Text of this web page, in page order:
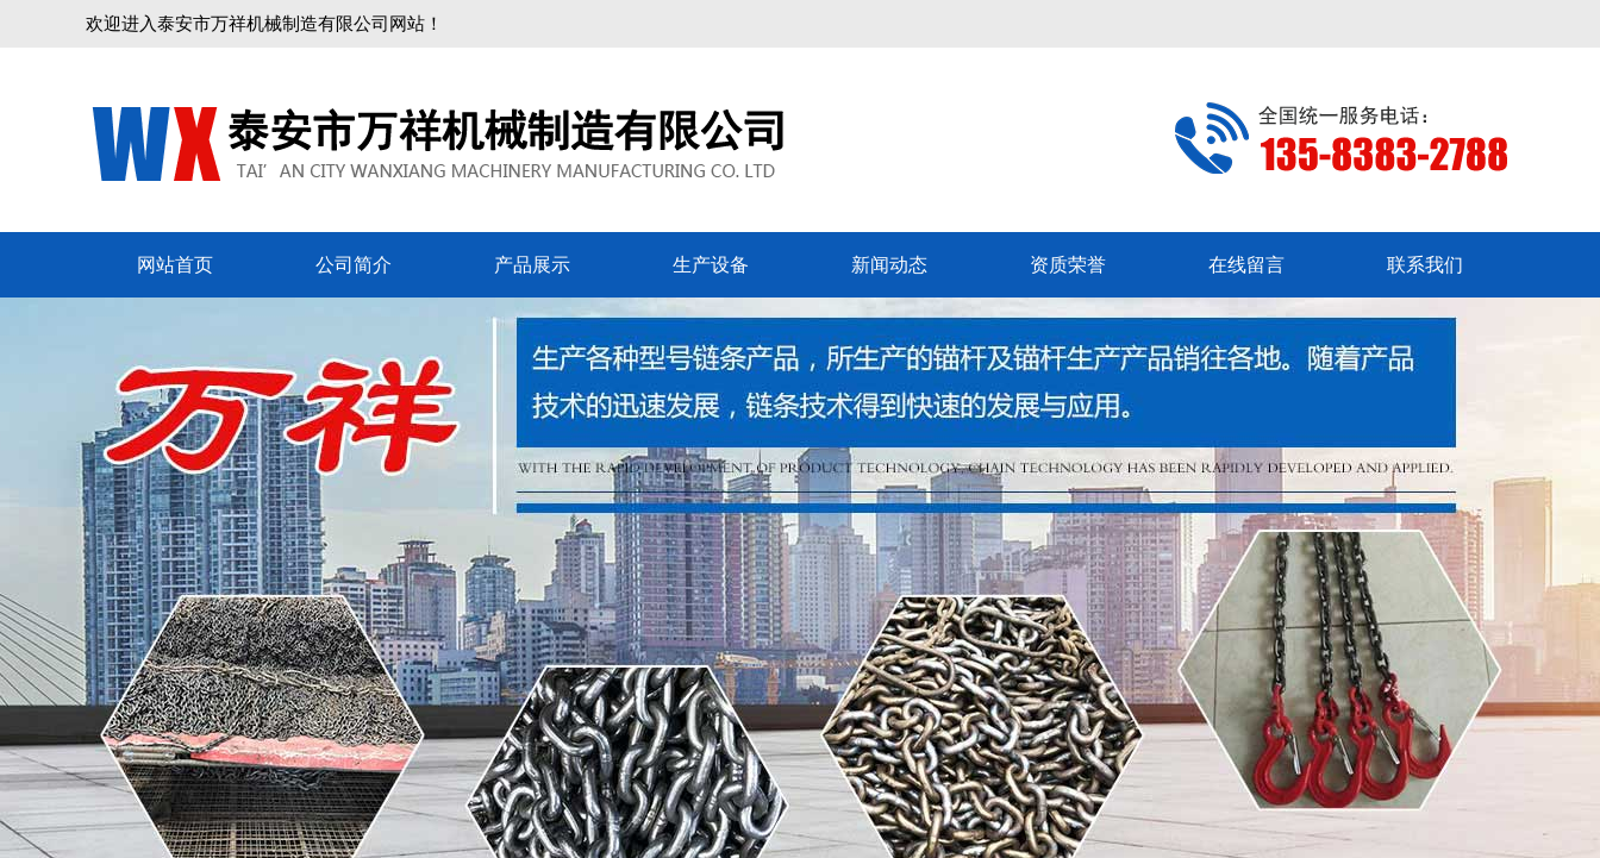
欢迎进入泰安市万祥机械制造有限公司网站！
网站首页 公司简介 产品展示 生产设备 新闻动态 资质荣誉 在线留言 联系我们